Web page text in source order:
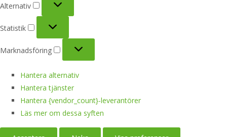
Alternativ
Statistik
Marknadsföring
Hantera alternativ
Hantera tjänster
Hantera {vendor_count}-leverantörer
Läs mer om dessa syften